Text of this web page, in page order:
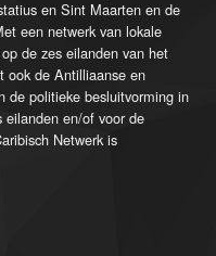
en Sint Maarten en de
een netwerk van lokale
de zes eilanden van het
ook de Antilliaanse en
de politieke besluitvorming in
eilanden en/of voor de
Netwerk is